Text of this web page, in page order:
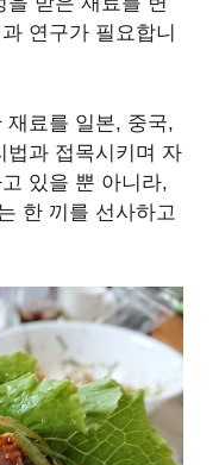
연구가 필요합니
재료를 일본, 중국,
법과 접목시키며 자
있을 뿐 아니라,
한 끼를 선사하고